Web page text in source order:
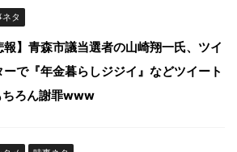
タ
報】青森市議当選者の山崎翔一氏、ツイ
ーで『年金暮らしジジイ』などツイート
ろん謝罪www